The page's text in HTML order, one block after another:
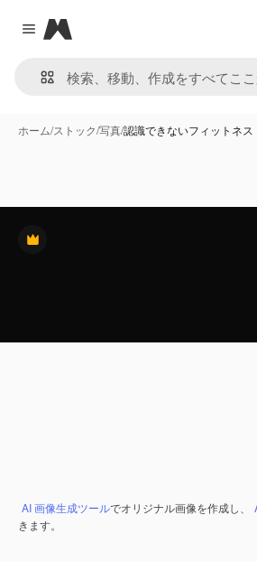
Close menu
Magnific
ホーム/ストック/写真/認識できないフィットネ
Premium
AI 画像生成ツールでオリジナル画像を作成し、
きます。